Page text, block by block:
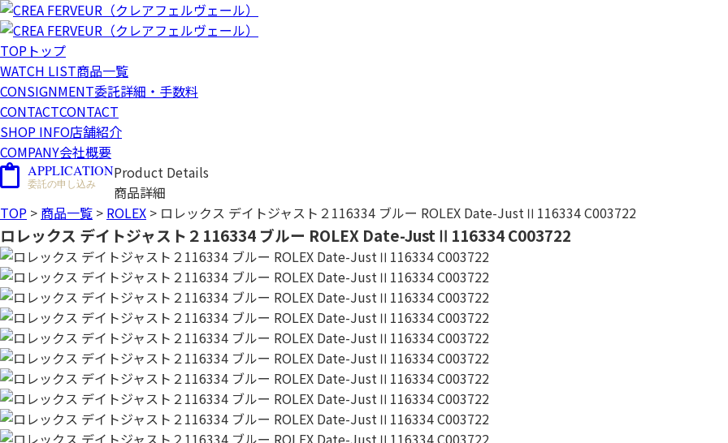
TOP トップ
WATCH LIST商品一覧
CONSIGNMENT委託詳細・手数料
CONTACTCONTACT
SHOP INFO店舗紹介
COMPANY会社概要
APPLICATION
委託の申し込み
Product Details
商品詳細
TOP > 商品一覧 > ROLEX > ロレックス デイトジャスト２116334 ブルー ROLEX Date-JustⅡ116334 C003722
ロレックス デイトジャスト２116334 ブルー ROLEX Date-JustⅡ116334 C003722